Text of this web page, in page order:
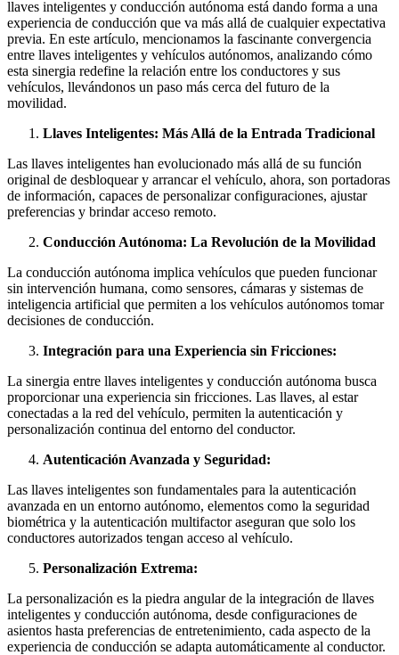
llaves inteligentes y conducción autónoma está dando forma a una
experiencia de conducción que va más allá de cualquier expectativa
previa. En este artículo, mencionamos la fascinante convergencia
entre llaves inteligentes y vehículos autónomos, analizando cómo
esta sinergia redefine la relación entre los conductores y sus
vehículos, llevándonos un paso más cerca del futuro de la
movilidad.
Llaves Inteligentes: Más Allá de la Entrada Tradicional
Las llaves inteligentes han evolucionado más allá de su función
original de desbloquear y arrancar el vehículo, ahora, son portadoras
de información, capaces de personalizar configuraciones, ajustar
preferencias y brindar acceso remoto.
Conducción Autónoma: La Revolución de la Movilidad
La conducción autónoma implica vehículos que pueden funcionar
sin intervención humana, como sensores, cámaras y sistemas de
inteligencia artificial que permiten a los vehículos autónomos tomar
decisiones de conducción.
Integración para una Experiencia sin Fricciones:
La sinergia entre llaves inteligentes y conducción autónoma busca
proporcionar una experiencia sin fricciones. Las llaves, al estar
conectadas a la red del vehículo, permiten la autenticación y
personalización continua del entorno del conductor.
Autenticación Avanzada y Seguridad:
Las llaves inteligentes son fundamentales para la autenticación
avanzada en un entorno autónomo, elementos como la seguridad
biométrica y la autenticación multifactor aseguran que solo los
conductores autorizados tengan acceso al vehículo.
Personalización Extrema:
La personalización es la piedra angular de la integración de llaves
inteligentes y conducción autónoma, desde configuraciones de
asientos hasta preferencias de entretenimiento, cada aspecto de la
experiencia de conducción se adapta automáticamente al conductor.